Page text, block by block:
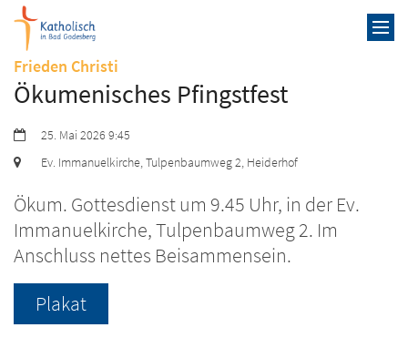
Zum Inhalt springen
Frieden Christi
Ökumenisches Pfingstfest
Datum:25. Mai 2026 9:45
Ort:
Ev. Immanuelkirche, Tulpenbaumweg 2, Heiderhof
Ökum. Gottesdienst um 9.45 Uhr, in der Ev.
Immanuelkirche, Tulpenbaumweg 2. Im
Anschluss nettes Beisammensein.
Plakat